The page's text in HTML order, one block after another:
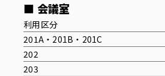
■ 会議室
利用区分
201A・201B・201C
202
203